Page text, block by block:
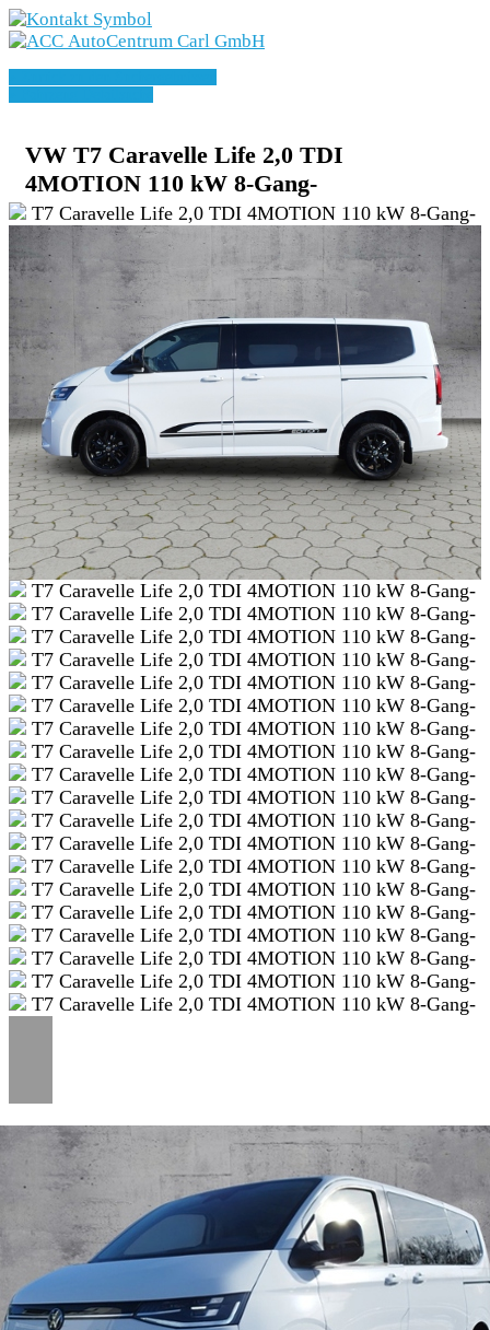
Marken
Angebote
Fahrzeuge
E-Mobilität
Geschäftskunden
Service
Karriere
Unternehmen
SCHNELLEINSTIEG
KONTAKT/ANFAHRT
SERVICETERMIN
AKTIONEN
KARRIERE
VW T7 Caravelle Life 2,0 TDI
4MOTION 110 kW 8-Gang-